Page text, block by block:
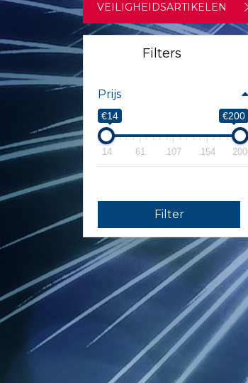
VEILIGHEIDSARTIKELEN
Filters
Prijs
€14 €200
14 61 107 154 200
Filter